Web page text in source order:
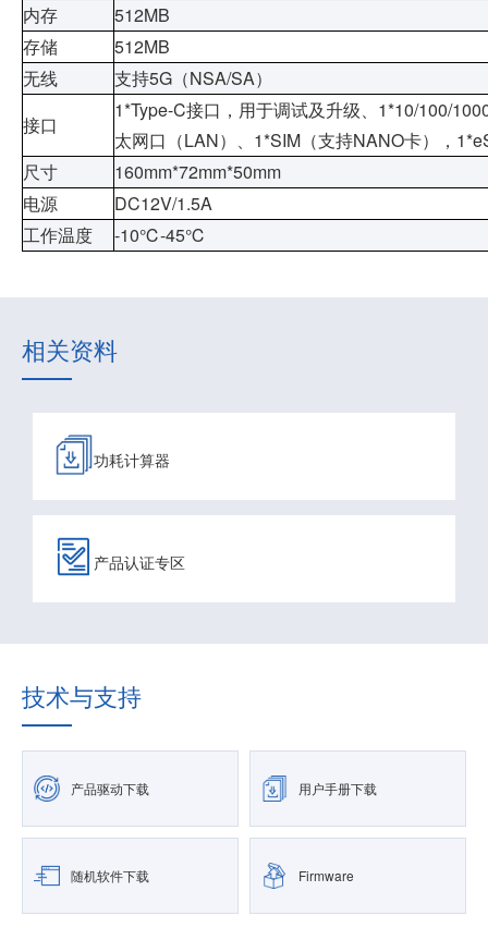
内存
512MB
存储
512MB
无线
支持5G （NSA/SA）
接口
1*Type-C接口，用于调试及升级、 1*10/100/
太网口（LAN）、 1*SIM （支持NANO卡），
尺寸
160mm*72mm*50mm
电源
DC12V/1.5A
工作温度
-10℃-45℃
相关资料
功耗计算器
产品认证专区
技术与支持
产品驱动下载 用户手册下载
随机软件下载 Firmware